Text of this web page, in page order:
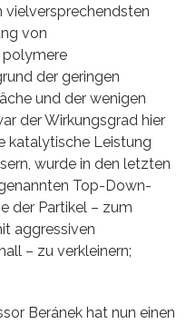
vielversprechendsten
von
polymere
der geringen
und der wenigen
der Wirkungsgrad hier
katalytische Leistung
wurde in den letzten
Top-Down-
der Partikel – zum
aggressiven
– zu verkleinern;
Beránek hat nun einen